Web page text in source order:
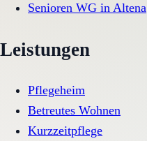
Senioren WG in Altena
Leistungen
Pflegeheim
Betreutes Wohnen
Kurzzeitpflege